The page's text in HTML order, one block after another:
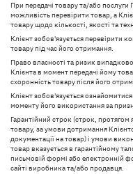
При передачі товару та/або
можливість перевірити товар, а
товару щодо кількості, якості та
Клієнт зобов'язується перевірити
товару під час його отримання.
Право власності та ризик
Клієнта в момент передачі йому
схоронність товару після його
Клієнт зобов'язується
моменту його використання за
Гарантійний строк (строк,
товару, за умови дотримання
документації на товар) і умови
товар вказується в гарантійному
письмовій формі або електронній
сайті виробника та/або продавця.